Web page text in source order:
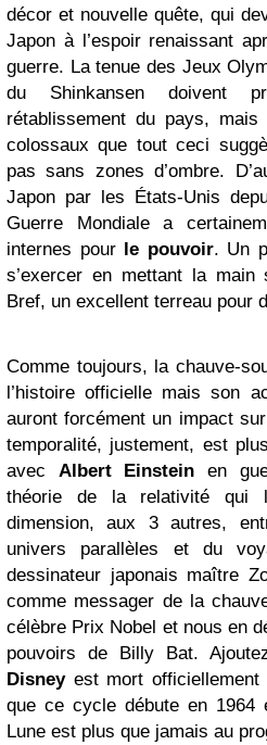
décor et nouvelle quête, qui
Japon à l’espoir renaissant
guerre. La tenue des Jeux
du Shinkansen doivent
rétablissement du pays, mais
colossaux que tout ceci
pas sans zones d’ombre.
Japon par les États-Unis
Guerre Mondiale a
internes pour le pouvoir. Un
s’exercer en mettant la
Bref, un excellent terreau pour
Comme toujours, la chauve-
l’histoire officielle mais son
auront forcément un impact
temporalité, justement, est
avec Albert Einstein en
théorie de la relativité qui
dimension, aux 3 autres,
univers parallèles et du
dessinateur japonais maître
comme messager de la
célèbre Prix Nobel et nous en
pouvoirs de Billy Bat.
Disneyest mort officiellement
que ce cycle débute en
Lune est plus que jamais au